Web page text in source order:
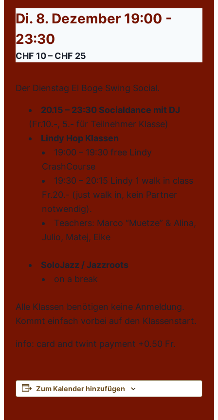
Di. 8. Dezember 19:00 -
23:30
CHF 10 – CHF 25
Der Dienstag El Boge Swing Social.
20.15 – 23:30 Socialdance mit DJ
(Fr.10.-, 5.- für Teilnehmer Klasse)
Lindy Hop Klassen
19:00 – 19:30 free Lindy
CrashCourse
19:30 – 20:15 Lindy 1 walk in class
Fr.20.- (just walk in, kein Partner
notwendig).
Teachers: Marco “Muetze” & Alina,
Julio, Matej, Eike
SoloJazz / Jazzroots
on a break
Alle Klassen benötigen keine Anmeldung.
Kommt einfach vorbei auf den Klassenstart.
info: card and twint payment +0.50 Fr.
Zum Kalender hinzufügen